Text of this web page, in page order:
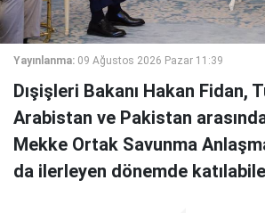
Yayınlanma: 09 Ağustos 2026 Pazar 11:39
Dışişleri Bakanı Hakan Fidan,
Arabistan ve Pakistan
Mekke Ortak Savunma
da ilerleyen dönemde